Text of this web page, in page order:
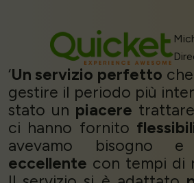
‘Un servizio perfetto
gestire il periodo più
stato un piacere
ci hanno fornito
avevamo bisogno e
eccellente con tempi di